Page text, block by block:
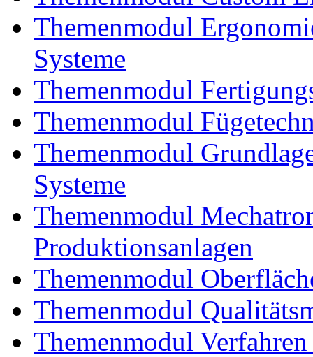
Themenmodul
Systeme
Themenmodul
Themenmodul
Themenmodul
Systeme
Themenmodul
Produktionsanlagen
Themenmodul
Themenmodul
Themenmodul